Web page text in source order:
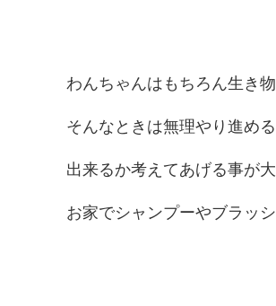
わんちゃんはもちろん生き
そんなときは無理やり進め
出来るか考えてあげる事が
お家でシャンプーやブラッ